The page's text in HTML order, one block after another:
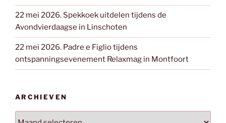
22 mei 2026. Spekkoek uitdelen tijdens de
Avondvierdaagse in Linschoten
22 mei 2026. Padre e Figlio tijdens
ontspanningsevenement Relaxmag in Montfoort
ARCHIEVEN